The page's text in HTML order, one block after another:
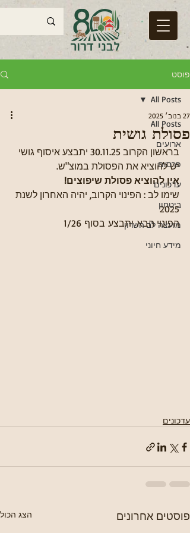
פוסט
All Posts
ארועים
פרסום
עדכונים
ביטחון
מועצה לב השרון
מידע חיוני
All Posts
פסולת גושית
27 בנוב׳ 2025
בראשון הקרוב 30.11.25 יתבצע איסוף גושי
יש להוציא את הפסולת במוצ"ש.
אין להוציא פסולת שיפוצים!
שימו לב : הפינוי הקרוב, יהיה האחרון לשנת
2025
הפינוי הבא יתבצע בסוף 1/26
עדכונים
פוסטים אחרונים הצג הכול